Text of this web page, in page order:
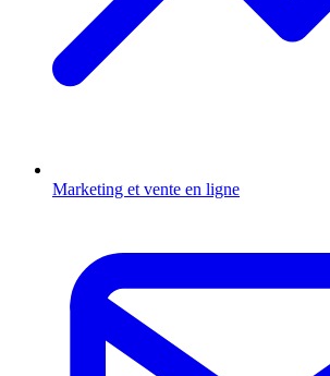
Marketing et vente en ligne